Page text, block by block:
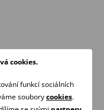
cookies.
funkcí sociálních
souborycookies.